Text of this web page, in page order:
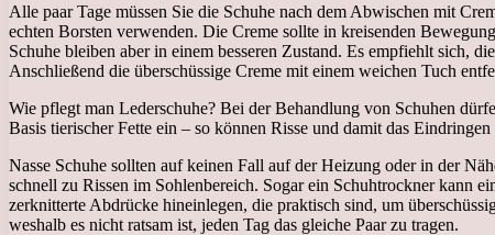
Alle paar Tage müssen Sie die Schuhe nach dem Abwischen mit
echten Borsten verwenden. Die Creme sollte in kreisenden
Schuhe bleiben aber in einem besseren Zustand. Es empfiehlt sich,
Anschließend die überschüssige Creme mit einem weichen Tuch
Wie pflegt man Lederschuhe? Bei der Behandlung von Schuhen
Basis tierischer Fette ein – so können Risse und damit das
Nasse Schuhe sollten auf keinen Fall auf der Heizung oder in der
schnell zu Rissen im Sohlenbereich. Sogar ein Schuhtrockner kann
zerknitterte Abdrücke hineinlegen, die praktisch sind, um
weshalb es nicht ratsam ist, jeden Tag das gleiche Paar zu tragen.